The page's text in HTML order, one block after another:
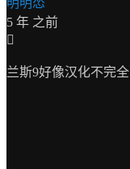
明明怂
5 年 之前
兰斯9好像汉化不完全